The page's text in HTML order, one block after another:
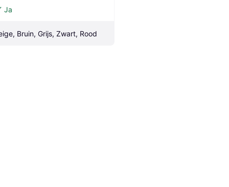
Ja
Bruin, Grijs, Zwart, Rood